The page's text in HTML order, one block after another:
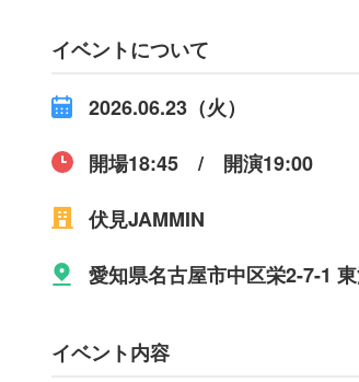
イベントについて
2026.06.23（火）
開場18:45 / 開演19:00
伏見JAMMIN
愛知県名古屋市中区栄2-7-1
イベント内容